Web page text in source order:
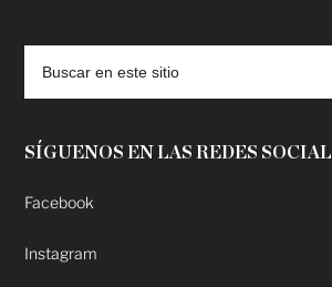
SÍGUENOS EN LAS REDES
Facebook
Instagram